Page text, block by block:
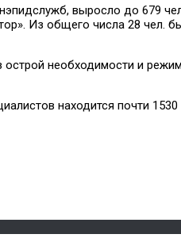
выросло до 679
Из общего числа 28 чел.
острой необходимости и
находится почти 1530